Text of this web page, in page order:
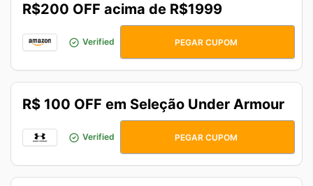
R$200 OFF acima de R$1999
Verified NEWPRIME
PEGAR CUPOM
R$ 100 OFF em Seleção Under Armour
Verified UA100
PEGAR CUPOM